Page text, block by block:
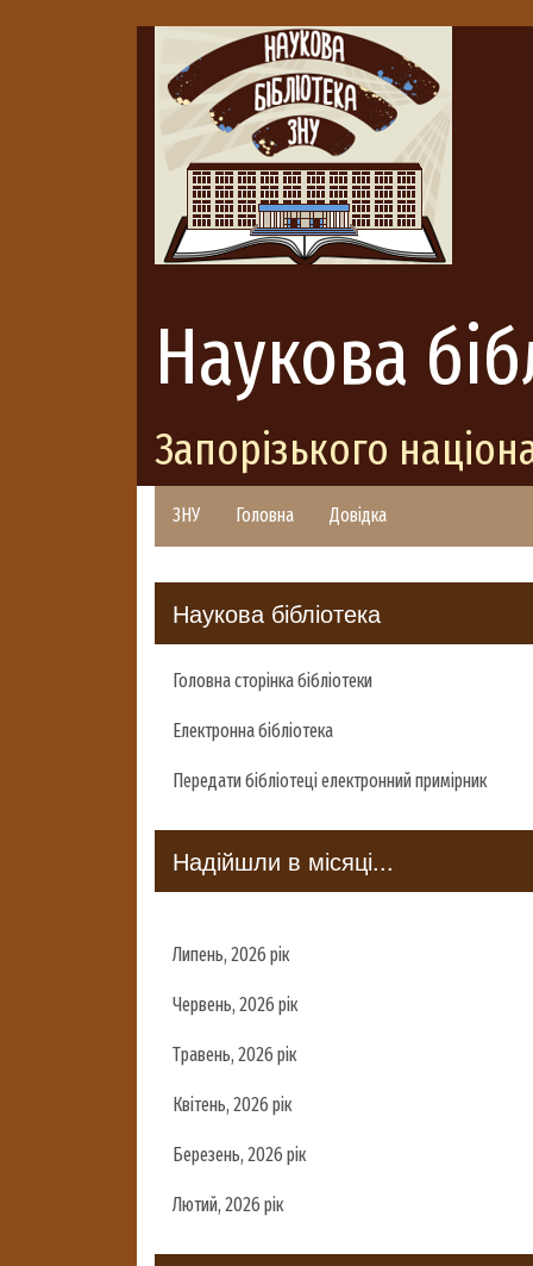
Наукова
Запорізького
ЗНУ Головна Довідка
Наукова бібліотека
Головна сторінка бібліотеки
Електронна бібліотека
Передати бібліотеці електронний примірник
Надійшли в місяці...
Липень, 2026 рік
Червень, 2026 рік
Травень, 2026 рік
Квітень, 2026 рік
Березень, 2026 рік
Лютий, 2026 рік